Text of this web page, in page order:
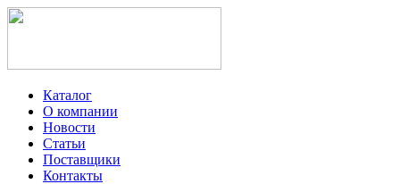
Каталог
О компании
Новости
Статьи
Поставщики
Контакты